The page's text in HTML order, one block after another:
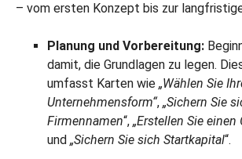
– vom ersten Konzept bis zur
Planung und Vorbereitung:
damit, die Grundlagen zu legen.
umfasst Karten wie „Wählen Sie
Unternehmensform“, „Sichern Sie
Firmennamen“, „Erstellen Sie
und „Sichern Sie sich Startkapital“.